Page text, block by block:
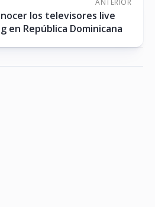
ANTERIOR
los televisores live
en República Dominicana